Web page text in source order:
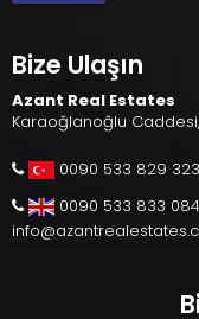
Bize Ulaşın
Azant Real Estates
Karaoğlanoğlu
0090 533 829
0090 533 833